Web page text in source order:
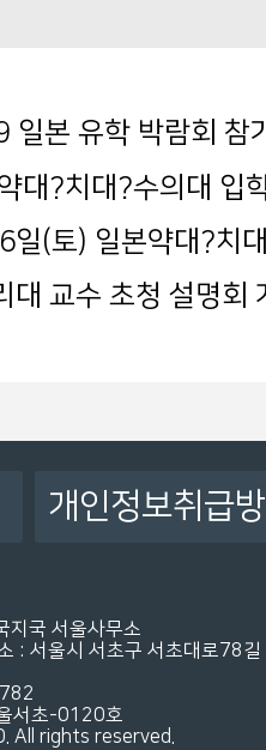
일본 유학 박람회 참
대?치대?수의대 입
6일(토) 일본약대?치
대 교수 초청 설명회
개인정보취급
국 서울사무소
울시 서초구 서초대로78길
초-0120호
rights reserved.